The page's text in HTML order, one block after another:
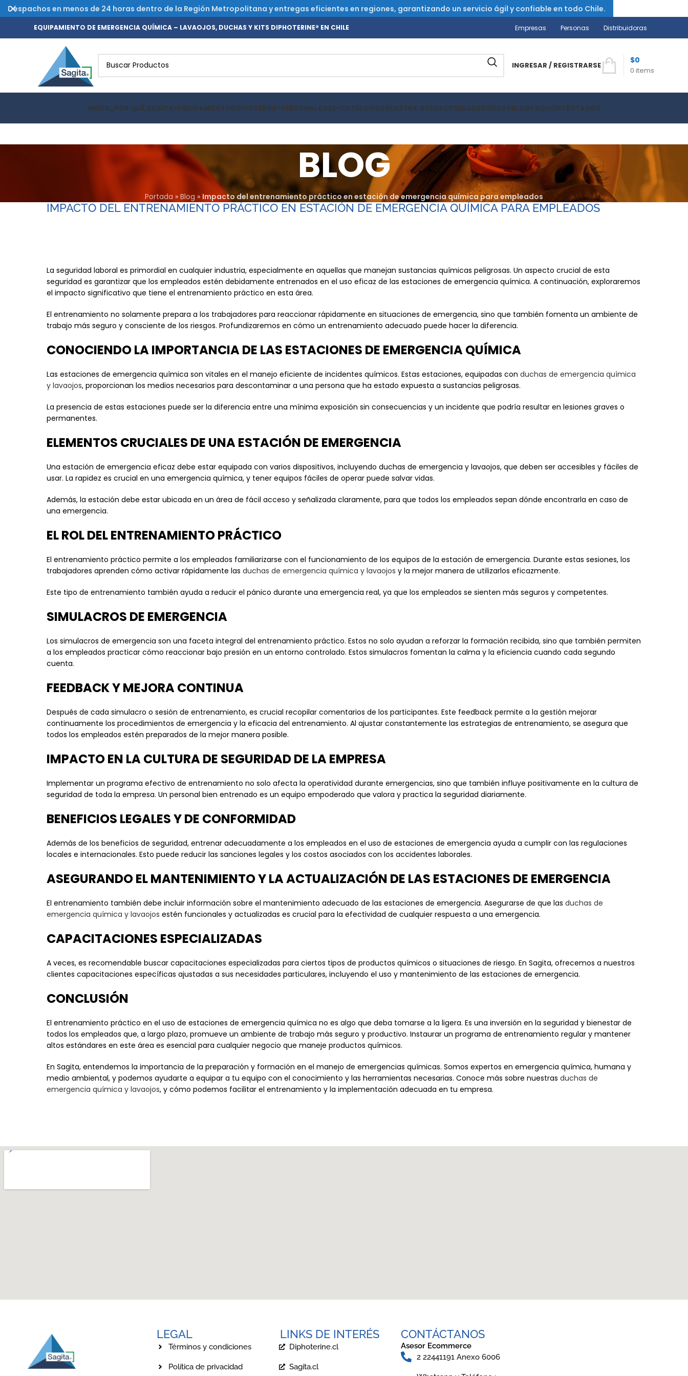
EQUIPAMIENTO DE EMERGENCIA QUÍMICA – LAVAOJOS, DUCHAS Y KITS DIPHOTERINE® EN CHILE Empresas Personas Distribuidoras
INGRESAR / REGISTRARSE
0 items
$0
INICIO¿POR QUÉ SAGITA?EQUIPAMIENTODIPHOTERINE®PERSONALCARE®CATÁLOGOSNUESTRA OTECACTIVIDADESVIDEOSBLOGFAQCONTÁCTANOS
BLOG
Portada » Blog » Impacto del entrenamiento práctico en estación de emergencia química para empleados
IMPACTO DEL ENTRENAMIENTO PRÁCTICO EN ESTACIÓN DE EMERGENCIA QUÍMICA PARA EMPLEADOS
La seguridad laboral es primordial en cualquier industria, especialmente en aquellas que manejan sustancias químicas peligrosas. Un aspecto crucial de esta
seguridad es garantizar que los empleados estén debidamente entrenados en el uso eficaz de las estaciones de emergencia química. A continuación, exploraremos
el impacto significativo que tiene el entrenamiento práctico en esta área.
El entrenamiento no solamente prepara a los trabajadores para reaccionar rápidamente en situaciones de emergencia, sino que también fomenta un ambiente de
trabajo más seguro y consciente de los riesgos. Profundizaremos en cómo un entrenamiento adecuado puede hacer la diferencia.
CONOCIENDO LA IMPORTANCIA DE LAS ESTACIONES DE EMERGENCIA QUÍMICA
Las estaciones de emergencia química son vitales en el manejo eficiente de incidentes químicos. Estas estaciones, equipadas con duchas de emergencia química
y lavaojos, proporcionan los medios necesarios para descontaminar a una persona que ha estado expuesta a sustancias peligrosas.
La presencia de estas estaciones puede ser la diferencia entre una mínima exposición sin consecuencias y un incidente que podría resultar en lesiones graves o
permanentes.
ELEMENTOS CRUCIALES DE UNA ESTACIÓN DE EMERGENCIA
Una estación de emergencia eficaz debe estar equipada con varios dispositivos, incluyendo duchas de emergencia y lavaojos, que deben ser accesibles y fáciles de
usar. La rapidez es crucial en una emergencia química, y tener equipos fáciles de operar puede salvar vidas.
Además, la estación debe estar ubicada en un área de fácil acceso y señalizada claramente, para que todos los empleados sepan dónde encontrarla en caso de
una emergencia.
EL ROL DEL ENTRENAMIENTO PRÁCTICO
El entrenamiento práctico permite a los empleados familiarizarse con el funcionamiento de los equipos de la estación de emergencia. Durante estas sesiones, los
trabajadores aprenden cómo activar rápidamente las duchas de emergencia química y lavaojos y la mejor manera de utilizarlos eficazmente.
Este tipo de entrenamiento también ayuda a reducir el pánico durante una emergencia real, ya que los empleados se sienten más seguros y competentes.
SIMULACROS DE EMERGENCIA
Los simulacros de emergencia son una faceta integral del entrenamiento práctico. Estos no solo ayudan a reforzar la formación recibida, sino que también permiten
a los empleados practicar cómo reaccionar bajo presión en un entorno controlado. Estos simulacros fomentan la calma y la eficiencia cuando cada segundo
cuenta.
FEEDBACK Y MEJORA CONTINUA
Después de cada simulacro o sesión de entrenamiento, es crucial recopilar comentarios de los participantes. Este feedback permite a la gestión mejorar
continuamente los procedimientos de emergencia y la eficacia del entrenamiento. Al ajustar constantemente las estrategias de entrenamiento, se asegura que
todos los empleados estén preparados de la mejor manera posible.
IMPACTO EN LA CULTURA DE SEGURIDAD DE LA EMPRESA
Implementar un programa efectivo de entrenamiento no solo afecta la operatividad durante emergencias, sino que también influye positivamente en la cultura de
seguridad de toda la empresa. Un personal bien entrenado es un equipo empoderado que valora y practica la seguridad diariamente.
BENEFICIOS LEGALES Y DE CONFORMIDAD
Además de los beneficios de seguridad, entrenar adecuadamente a los empleados en el uso de estaciones de emergencia ayuda a cumplir con las regulaciones
locales e internacionales. Esto puede reducir las sanciones legales y los costos asociados con los accidentes laborales.
ASEGURANDO EL MANTENIMIENTO Y LA ACTUALIZACIÓN DE LAS ESTACIONES DE EMERGENCIA
El entrenamiento también debe incluir información sobre el mantenimiento adecuado de las estaciones de emergencia. Asegurarse de que las duchas de
emergencia química y lavaojos estén funcionales y actualizadas es crucial para la efectividad de cualquier respuesta a una emergencia.
CAPACITACIONES ESPECIALIZADAS
A veces, es recomendable buscar capacitaciones especializadas para ciertos tipos de productos químicos o situaciones de riesgo. En Sagita, ofrecemos a nuestros
clientes capacitaciones específicas ajustadas a sus necesidades particulares, incluyendo el uso y mantenimiento de las estaciones de emergencia.
CONCLUSIÓN
El entrenamiento práctico en el uso de estaciones de emergencia química no es algo que deba tomarse a la ligera. Es una inversión en la seguridad y bienestar de
todos los empleados que, a largo plazo, promueve un ambiente de trabajo más seguro y productivo. Instaurar un programa de entrenamiento regular y mantener
altos estándares en este área es esencial para cualquier negocio que maneje productos químicos.
En Sagita, entendemos la importancia de la preparación y formación en el manejo de emergencias químicas. Somos expertos en emergencia química, humana y
medio ambiental, y podemos ayudarte a equipar a tu equipo con el conocimiento y las herramientas necesarias. Conoce más sobre nuestras duchas de
emergencia química y lavaojos, y cómo podemos facilitar el entrenamiento y la implementación adecuada en tu empresa.
LEGAL
Términos y condiciones
Política de privacidad
LINKS DE INTERÉS
Diphoterine.cl
Sagita.cl
CONTÁCTANOS
Asesor Ecommerce
2 22441191 Anexo 6006
Despachos en menos de 24 horas dentro de la Región Metropolitana y entregas eficientes en regiones, garantizando un servicio ágil y confiable en todo Chile.